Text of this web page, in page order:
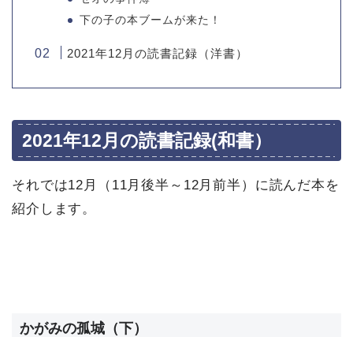
下の子の本ブームが来た！
2021年12月の読書記録（洋書）
2021年12月の読書記録(和書）
それでは12月（11月後半～12月前半）に読んだ本を
紹介します。
かがみの孤城（下）